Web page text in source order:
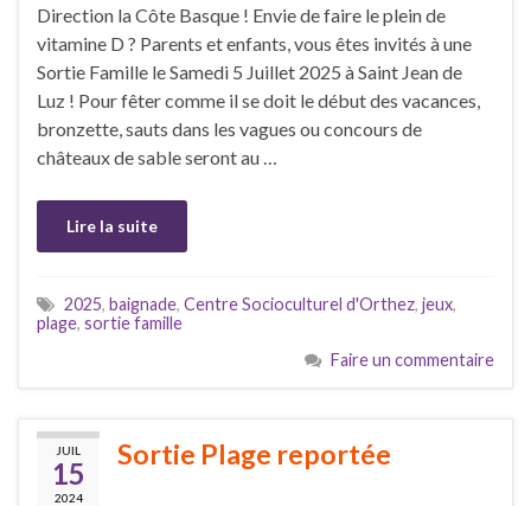
Direction la Côte Basque ! Envie de faire le plein de
vitamine D ? Parents et enfants, vous êtes invités à une
Sortie Famille le Samedi 5 Juillet 2025 à Saint Jean de
Luz ! Pour fêter comme il se doit le début des vacances,
bronzette, sauts dans les vagues ou concours de
châteaux de sable seront au …
Lire la suite
2025, baignade, Centre Socioculturel d'Orthez, jeux,
plage, sortie famille
Faire un commentaire
JUIL
15
2024
Sortie Plage reportée